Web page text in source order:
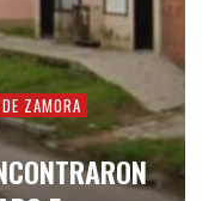
ZAMORA